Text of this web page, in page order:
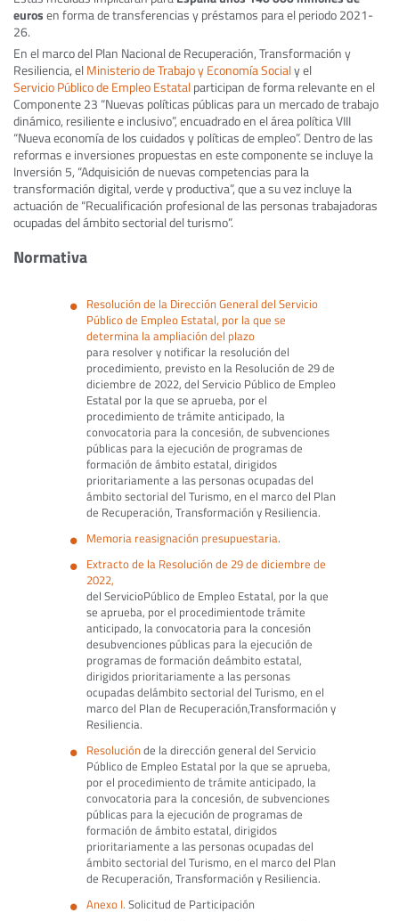
eurosen forma de transferencias y préstamos para el periodo 2021-
26.
En el marco del Plan Nacional de Recuperación, Transformación y
Resiliencia, elMinisterio de Trabajo y Economía Socialy el
Servicio Público de Empleo Estatalparticipan de forma relevante en el
Componente 23 “Nuevas políticas públicas para un mercado de trabajo
dinámico, resiliente e inclusivo”, encuadrado en el área política VIII
“Nueva economía de los cuidados y políticas de empleo”. Dentro de las
reformas e inversiones propuestas en este componente se incluye la
Inversión 5, “Adquisición de nuevas competencias para la
transformación digital, verde y productiva”, que a su vez incluye la
actuación de “Recualificación profesional de las personas trabajadoras
ocupadas del ámbito sectorial del turismo”.
Normativa
Resolución de la Dirección General del Servicio
Público de Empleo Estatal, por la que se
determina la ampliación del plazo
para resolver y notificar la resolución del
procedimiento, previsto en la Resolución de 29 de
diciembre de 2022, del Servicio Público de Empleo
Estatal por la que se aprueba, por el
procedimiento de trámite anticipado, la
convocatoria para la concesión, de subvenciones
públicas para la ejecución de programas de
formación de ámbito estatal, dirigidos
prioritariamente a las personas ocupadas del
ámbito sectorial del Turismo, en el marco del Plan
de Recuperación, Transformación y Resiliencia.
Memoria reasignación presupuestaria.
Extracto de la Resolución de 29 de diciembre de
2022,
del ServicioPúblico de Empleo Estatal, por la que
se aprueba, por el procedimientode trámite
anticipado, la convocatoria para la concesión
desubvenciones públicas para la ejecución de
programas de formación deámbito estatal,
dirigidos prioritariamente a las personas
ocupadas delámbito sectorial del Turismo, en el
marco del Plan de Recuperación,Transformación y
Resiliencia.
Resoluciónde la dirección general del Servicio
Público de Empleo Estatal por la que se aprueba,
por el procedimiento de trámite anticipado, la
convocatoria para la concesión, de subvenciones
públicas para la ejecución de programas de
formación de ámbito estatal, dirigidos
prioritariamente a las personas ocupadas del
ámbito sectorial del Turismo, en el marco del Plan
de Recuperación, Transformación y Resiliencia.
Anexo I. Solicitud de Participación